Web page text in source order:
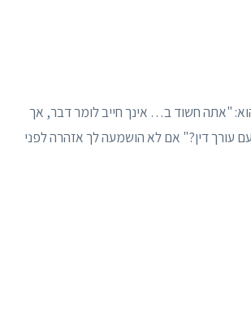
"אתה חשוד ב… אינך חייב לומר דבר, אך
עורך דין?" אם לא הושמעה לך אזהרה לפני